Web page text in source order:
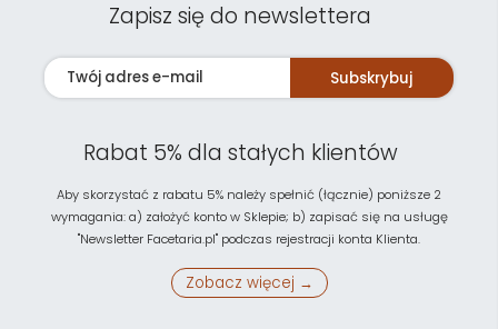
Zapisz się do newslettera
Subskrybuj
Rabat 5% dla stałych klientów
Aby skorzystać z rabatu 5% należy spełnić (łącznie) poniższe 2
wymagania: a) założyć konto w Sklepie; b) zapisać się na usługę
"Newsletter Facetaria.pl" podczas rejestracji konta Klienta.
Zobacz więcej →